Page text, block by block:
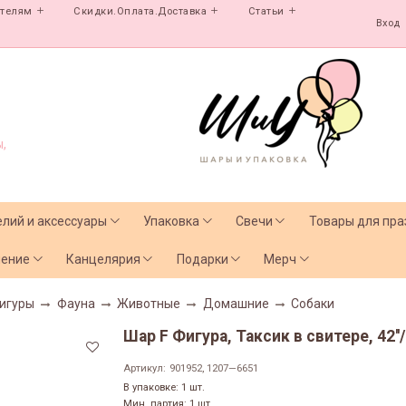
Скидки.Оплата.Доставка
Статьи
Вход
и аксессуары Упаковка Свечи Товары для
Канцелярия Подарки Мерч
Фауна Животные Домашние Собаки
Шар F Фигура, Таксик в свитере,
Артикул: 901952, 1207—6651
В упаковке: 1 шт.